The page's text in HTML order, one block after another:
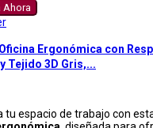
Ahora
Ergonómica con
Tejido 3D Gris,...
tu espacio de trabajo con